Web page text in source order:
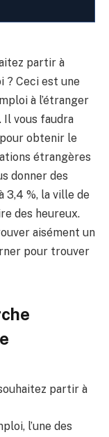
partir à
? Ceci est une
à l’étranger
Il vous faudra
obtenir le
étrangères
donner des
3,4 %, la ville de
des heureux.
aisément un
pour trouver
partir à
l’une des